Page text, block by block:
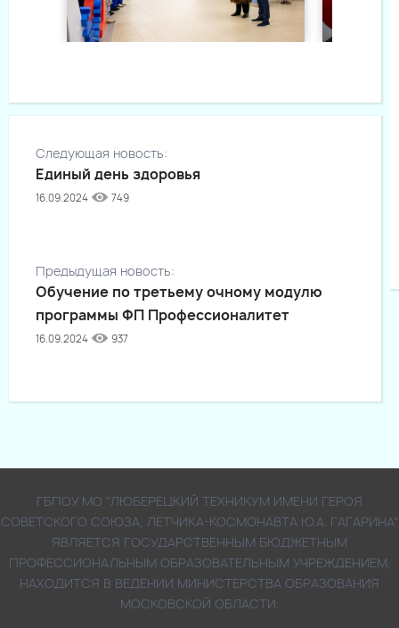
Следующая новость:
Единый день здоровья
16.09.2024 749
Предыдущая новость:
Обучение по третьему очному модулю
программы ФП Профессионалитет
16.09.2024 937
ГБПОУ МО "ЛЮБЕРЕЦКИЙ ТЕХНИКУМ ИМЕНИ ГЕРОЯ
СОВЕТСКОГО СОЮЗА, ЛЁТЧИКА-КОСМОНАВТА Ю.А. ГАГАРИНА"
ЯВЛЯЕТСЯ ГОСУДАРСТВЕННЫМ БЮДЖЕТНЫМ
ПРОФЕССИОНАЛЬНЫМ ОБРАЗОВАТЕЛЬНЫМ УЧРЕЖДЕНИЕМ,
НАХОДИТСЯ В ВЕДЕНИИ МИНИСТЕРСТВА ОБРАЗОВАНИЯ
МОСКОВСКОЙ ОБЛАСТИ.